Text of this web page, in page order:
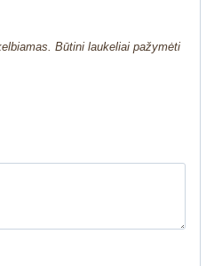
Būtini laukeliai pažymėti